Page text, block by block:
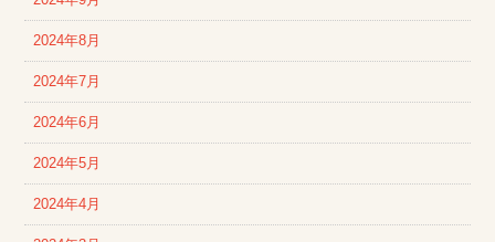
2024年8月
2024年7月
2024年6月
2024年5月
2024年4月